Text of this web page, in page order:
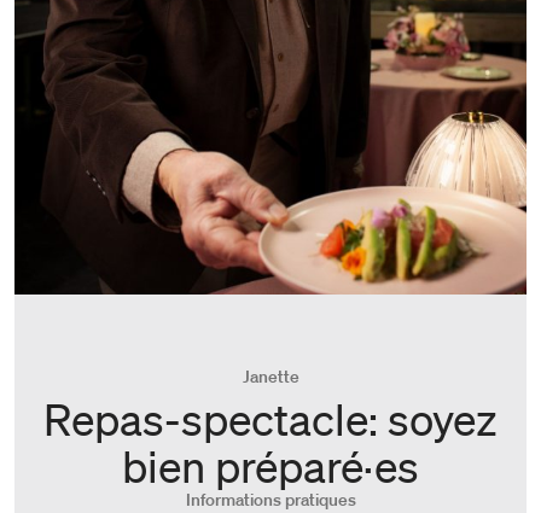
Janette
Repas-spectacle: soyez
bien préparé·es
Informations pratiques